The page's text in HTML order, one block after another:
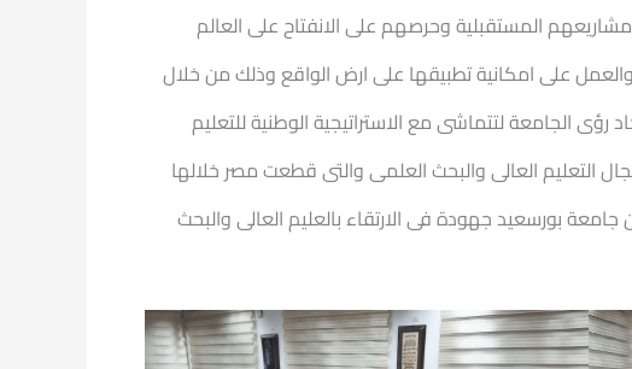
المستقبلية وحرصهم على الانفتاح على العالم
على امكانية تطبيقها على ارض الواقع وذلك من خلال
الجامعة لتتماشى مع الاستراتيجية الوطنية للتعليم
التعليم العالى والبحث العلمى والتى قطعت مصر خلالها
بورسعيد جهودة فى الارتقاء بالعليم العالى والبحث